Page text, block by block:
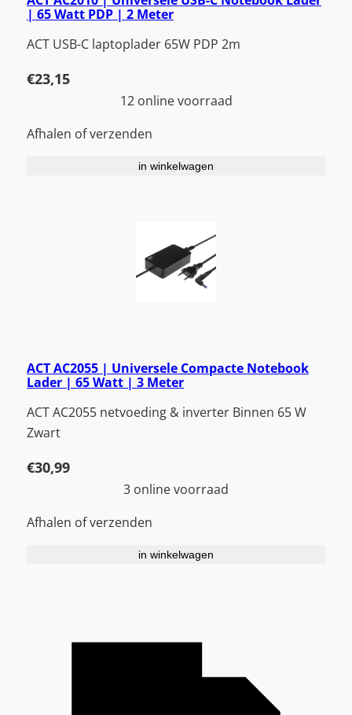
| 65 Watt PDP | 2 Meter
ACT USB-C laptoplader 65W PDP 2m
€23,15
12 online voorraad
Afhalen of verzenden
in winkelwagen
ACT AC2055 | Universele Compacte Notebook
Lader | 65 Watt | 3 Meter
ACT AC2055 netvoeding & inverter Binnen 65 W
Zwart
€30,99
3 online voorraad
Afhalen of verzenden
in winkelwagen